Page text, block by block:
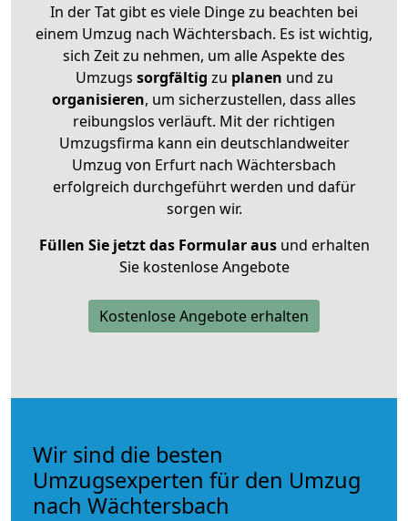
In der Tat gibt es viele Dinge zu beachten bei
einem Umzug nach Wächtersbach. Es ist wichtig,
sich Zeit zu nehmen, um alle Aspekte des
Umzugs sorgfältig zu planen und zu
organisieren, um sicherzustellen, dass alles
reibungslos verläuft. Mit der richtigen
Umzugsfirma kann ein deutschlandweiter
Umzug von Erfurt nach Wächtersbach
erfolgreich durchgeführt werden und dafür
sorgen wir.
Füllen Sie jetzt das Formular ausund erhalten
Sie kostenlose Angebote
Kostenlose Angebote erhalten
Wir sind die besten
Umzugsexperten für den Umzug
nach Wächtersbach